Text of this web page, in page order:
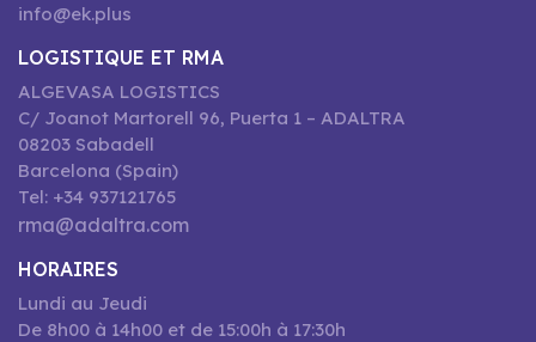
info@ek.plus
LOGISTIQUE ET RMA
ALGEVASA LOGISTICS
C/ Joanot Martorell 96, Puerta 1 – ADALTRA
08203 Sabadell
Barcelona (Spain)
Tel: +34 937121765
rma@adaltra.com
HORAIRES
Lundi au Jeudi
De 8h00 à 14h00 et de 15:00h à 17:30h